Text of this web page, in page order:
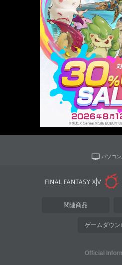
パソコ
関連商品
ゲームダウン
Official